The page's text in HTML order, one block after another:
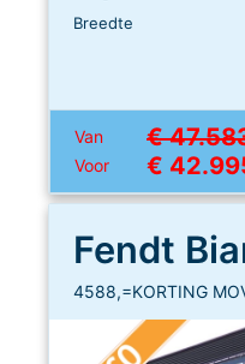
Breedte
Van €
Voor €
4588,=KORTING